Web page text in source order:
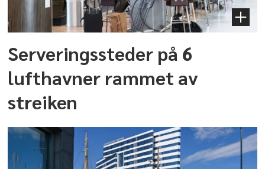
Serveringssteder på 6
lufthavner rammet av
streiken